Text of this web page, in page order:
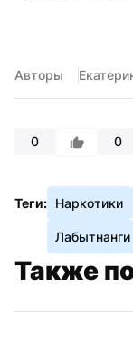
Авторы
0 0
Теги: Наркотики
Лабытнанги
Также